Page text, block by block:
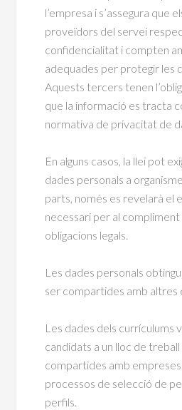
l’empresa i s’assegura que
proveïdors del servei
confidencialitat i compten
adequades per protegir les
Aquests tercers tenen
que la informació es tracta
normativa de privacitat de
En alguns casos, la llei pot
dades personals a
parts, només es revelarà el
necessari per al compliment
obligacions legals.
Les dades personals
ser compartides amb altres
Les dades dels currículums
candidats a un lloc de
compartides amb
processos de selecció de
perfils.